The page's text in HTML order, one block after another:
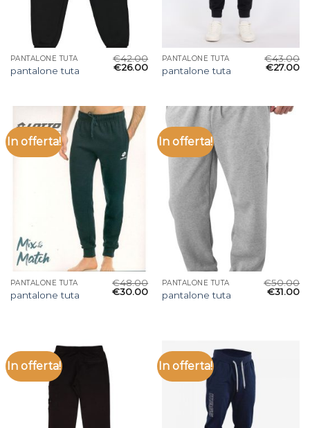
PANTALONE TUTA
pantalone tuta
€42.00
€26.00
PANTALONE TUTA
pantalone tuta
€43.00
€27.00
In offerta!
PANTALONE TUTA
pantalone tuta
€48.00
€30.00
In offerta!
PANTALONE TUTA
pantalone tuta
€50.00
€31.00
In offerta! In offerta!